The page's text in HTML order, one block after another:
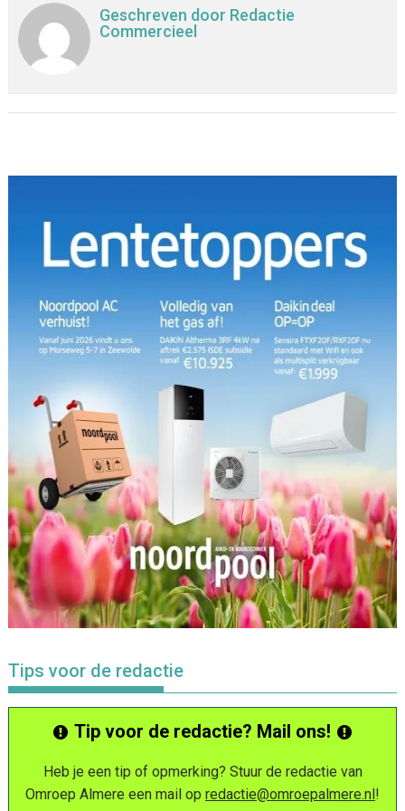
Geschreven door Redactie
Commercieel
Tips voor de redactie
Tip voor de redactie? Mail ons!
Heb je een tip of opmerking? Stuur de redactie van
Omroep Almere een mail op redactie@omroepalmere.nl!